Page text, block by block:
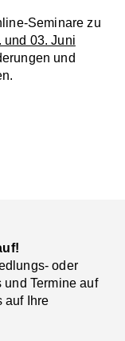
Seminare zu
und 03. Juni
und
oder
Termine auf
auf Ihre